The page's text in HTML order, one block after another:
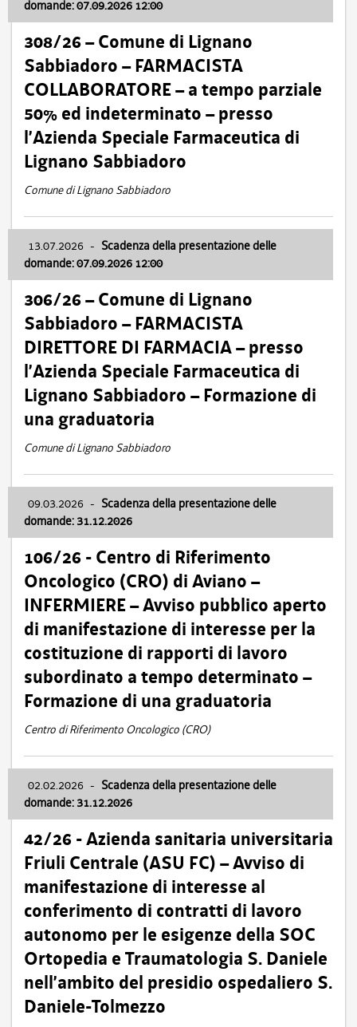
domande: 07.09.2026 12:00
308/26 – Comune di Lignano
Sabbiadoro – FARMACISTA
COLLABORATORE – a tempo parziale
50% ed indeterminato – presso
l’Azienda Speciale Farmaceutica di
Lignano Sabbiadoro
Comune di Lignano Sabbiadoro
13.07.2026 - Scadenza della presentazione delle
domande: 07.09.2026 12:00
306/26 – Comune di Lignano
Sabbiadoro – FARMACISTA
DIRETTORE DI FARMACIA – presso
l’Azienda Speciale Farmaceutica di
Lignano Sabbiadoro – Formazione di
una graduatoria
Comune di Lignano Sabbiadoro
09.03.2026 - Scadenza della presentazione delle
domande: 31.12.2026
106/26 - Centro di Riferimento
Oncologico (CRO) di Aviano –
INFERMIERE – Avviso pubblico aperto
di manifestazione di interesse per la
costituzione di rapporti di lavoro
subordinato a tempo determinato –
Formazione di una graduatoria
Centro di Riferimento Oncologico (CRO)
02.02.2026 - Scadenza della presentazione delle
domande: 31.12.2026
42/26 - Azienda sanitaria universitaria
Friuli Centrale (ASU FC) – Avviso di
manifestazione di interesse al
conferimento di contratti di lavoro
autonomo per le esigenze della SOC
Ortopedia e Traumatologia S. Daniele
nell’ambito del presidio ospedaliero S.
Daniele-Tolmezzo